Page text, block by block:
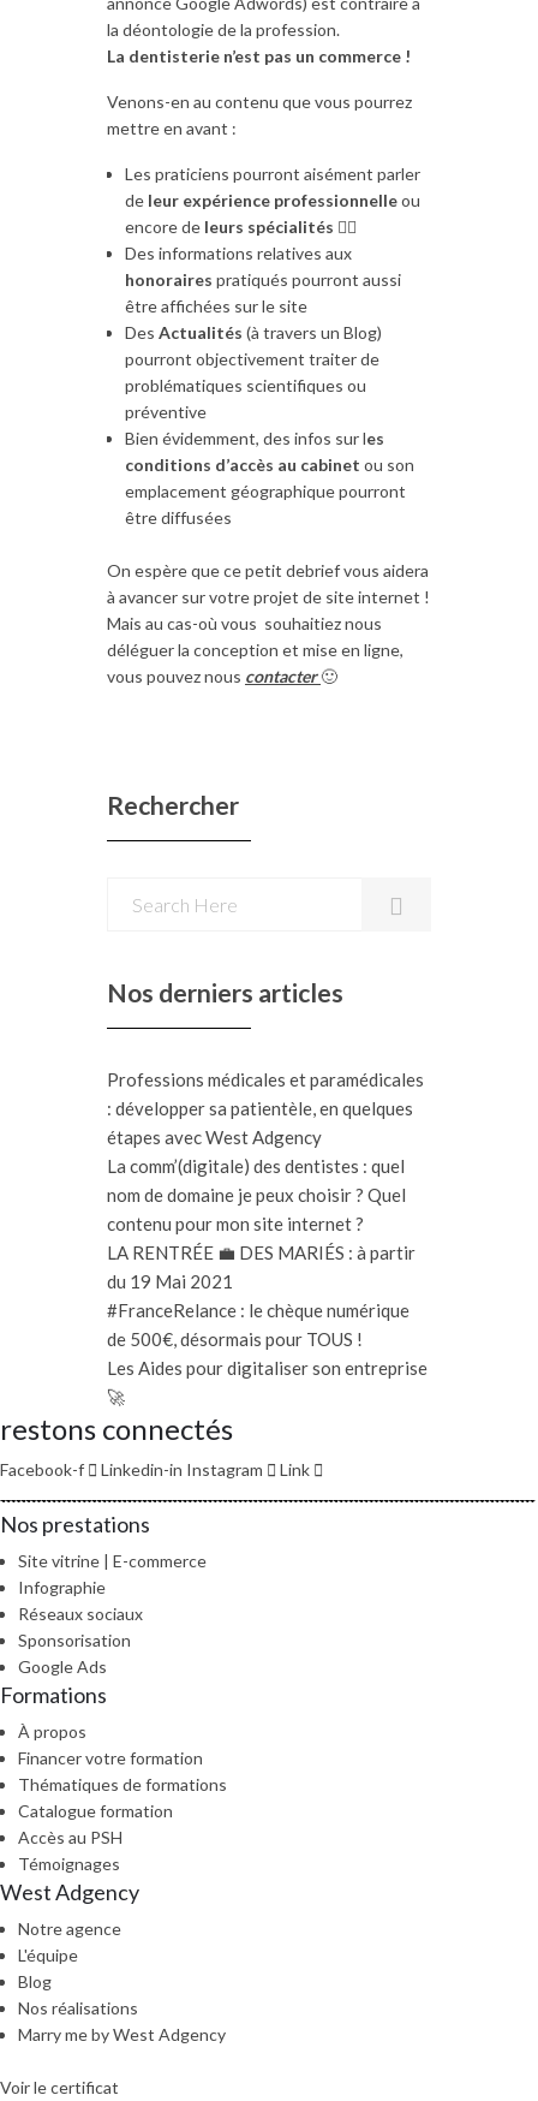
la déontologie de la profession.
La dentisterie n’est pas un commerce !
Venons-en au contenu que vous pourrez
mettre en avant :
Les praticiens pourront aisément parler
de leur expérience professionnelleou
encore de leurs spécialités 👩‍⚕
Des informations relatives aux
honoraires pratiqués pourront aussi
être affichées sur le site
Des Actualités (à travers un Blog)
pourront objectivement traiter de
problématiques scientifiques ou
préventive
Bien évidemment, des infos sur les
conditions d’accès au cabinet ou son
emplacement géographique pourront
être diffusées
On espère que ce petit debrief vous aidera
à avancer sur votre projet de site internet !
Mais au cas-où vous souhaitiez nous
déléguer la conception et mise en ligne,
vous pouvez nous contacter🙂
Rechercher
Nos derniers articles
Professions médicales et paramédicales
: développer sa patientèle, en quelques
étapes avec West Adgency
La comm’(digitale) des dentistes : quel
nom de domaine je peux choisir ? Quel
contenu pour mon site internet ?
LA RENTRÉE 💼 DES MARIÉS : à partir
du 19 Mai 2021
#FranceRelance : le chèque numérique
de 500€, désormais pour TOUS !
Les Aides pour digitaliser son entreprise
🚀
restons connectés
Facebook-f Linkedin-in Instagram Link
Nos prestations
Site vitrine | E-commerce
Infographie
Réseaux sociaux
Sponsorisation
Google Ads
Formations
À propos
Financer votre formation
Thématiques de formations
Catalogue formation
Accès au PSH
Témoignages
West Adgency
Notre agence
L'équipe
Blog
Nos réalisations
Marry me by West Adgency
Voir le certificat